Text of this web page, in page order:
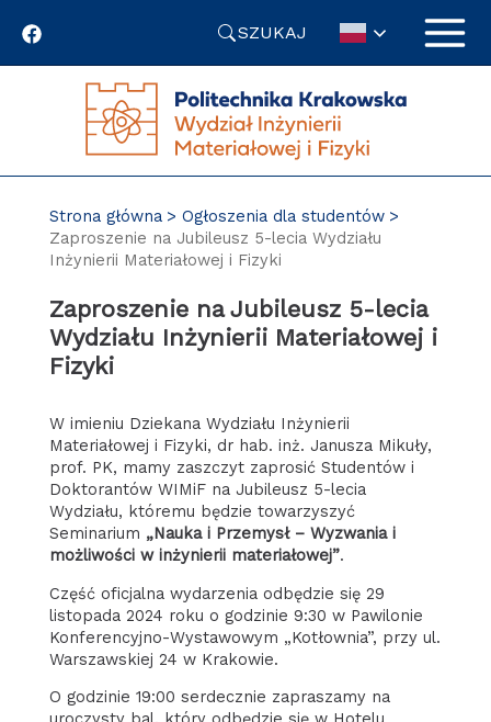
SZUKAJ
Strona główna
Ogłoszenia dla studentów
Zaproszenie na Jubileusz 5-lecia Wydziału
Inżynierii Materiałowej i Fizyki
Zaproszenie na Jubileusz 5-lecia
Wydziału Inżynierii Materiałowej i
Fizyki
W imieniu Dziekana Wydziału Inżynierii
Materiałowej i Fizyki, dr hab. inż. Janusza Mikuły,
prof. PK, mamy zaszczyt zaprosić Studentów i
Doktorantów WIMiF na Jubileusz 5-lecia
Wydziału, któremu będzie towarzyszyć
Seminarium „Nauka i Przemysł – Wyzwania i
możliwości w inżynierii materiałowej”.
Część oficjalna wydarzenia odbędzie się 29
listopada 2024 roku o godzinie 9:30 w Pawilonie
Konferencyjno-Wystawowym „Kotłownia”, przy ul.
Warszawskiej 24 w Krakowie.
O godzinie 19:00 serdecznie zapraszamy na